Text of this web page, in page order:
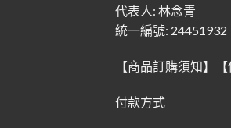
代表人: 林念青
統一編號: 24451932
【商品訂購須知】
付款方式